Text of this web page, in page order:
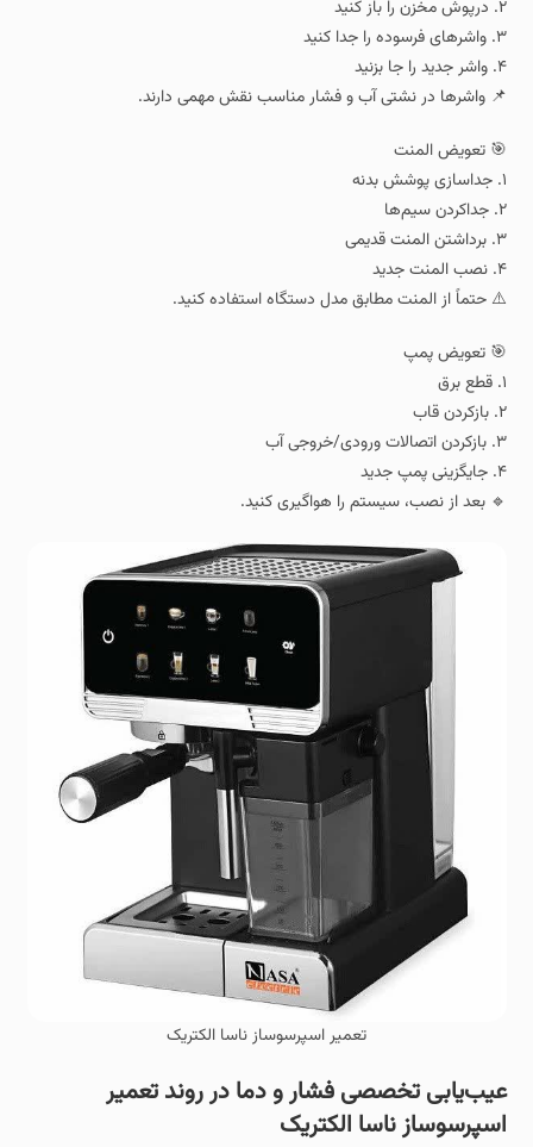
۲. درپوش مخزن را باز کنید
۳. واشرهای فرسوده را جدا کنید
۴. واشر جدید را جا بزنید
📌 واشرها در نشتی آب و فشار مناسب نقش مهمی دارند.
🎯 تعویض المنت
۱. جداسازی پوشش بدنه
۲. جداکردن سیم‌ها
۳. برداشتن المنت قدیمی
۴. نصب المنت جدید
⚠️ حتماً از المنت مطابق مدل دستگاه استفاده کنید.
🎯 تعویض پمپ
۱. قطع برق
۲. بازکردن قاب
۳. بازکردن اتصالات ورودی/خروجی آب
۴. جایگزینی پمپ جدید
🔹 بعد از نصب، سیستم را هواگیری کنید.
تعمیر اسپرسوساز ناسا الکتریک
عیب‌یابی تخصصی فشار و دما در روند تعمیر
اسپرسوساز ناسا الکتریک